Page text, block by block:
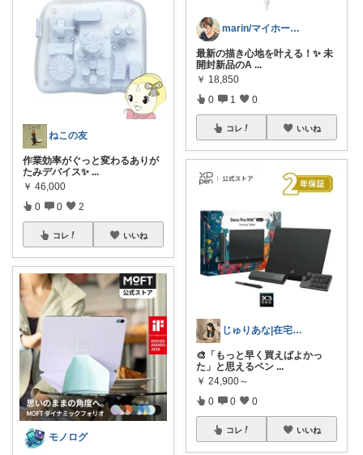
ねこの友
作業効率がぐっと変わるありが
たみデバイス✨ ...
￥ 46,000
0 0 2
コレ いいね
モノログ
marin/マイホームの家具探索👀🏠
最新の描き心地を叶える！✨ 未
開封新品のA ...
￥ 18,850
0 1 0
コレ いいね
じゅりあな|在宅フリーランスとおうち時間
🎨「もっと早く買えばよかっ
た」と思えるペン ...
￥ 24,900～
0 0 0
コレ いいね